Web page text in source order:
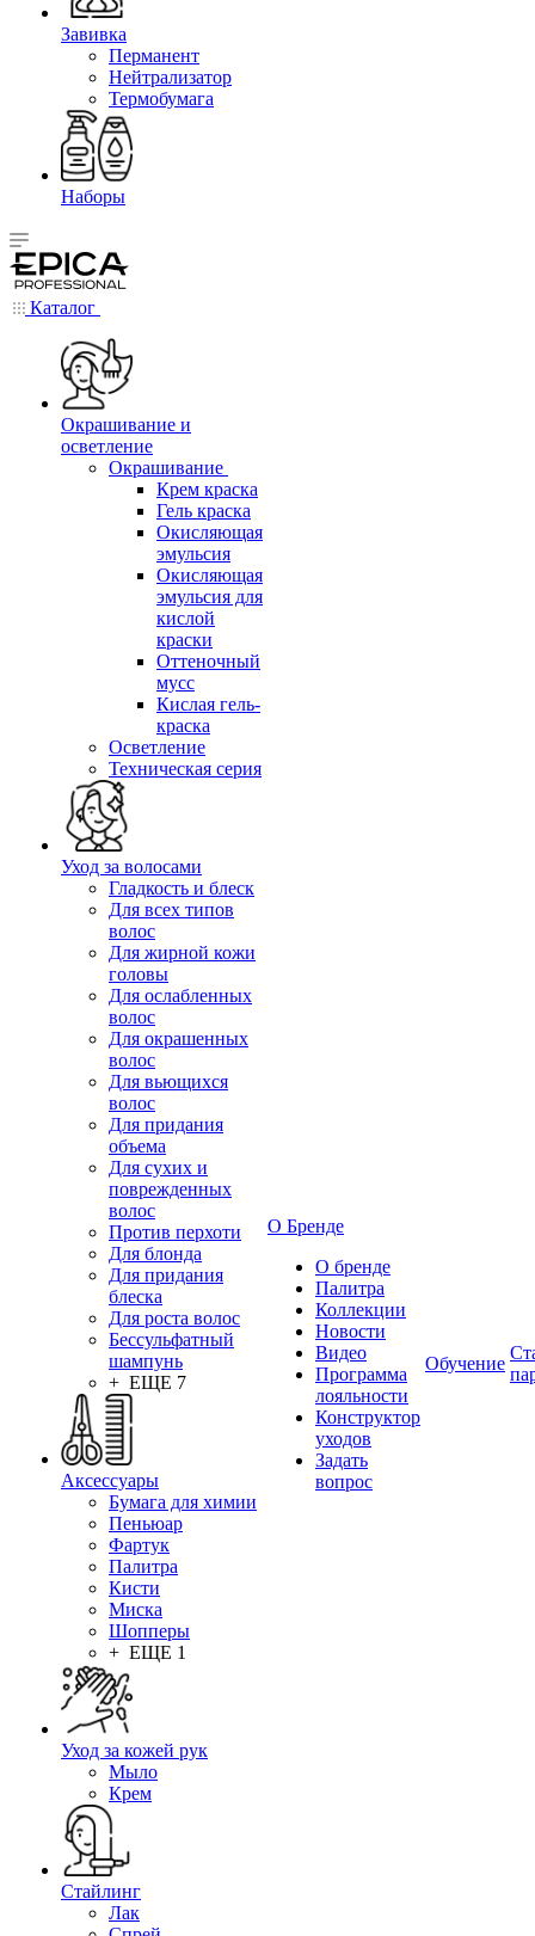
Завивка
Перманент
Нейтрализатор
Термобумага
Наборы
Каталог
Окрашивание и
осветление
Окрашивание
Крем краска
Гель краска
Окисляющая
эмульсия
Окисляющая
эмульсия для
кислой
краски
Оттеночный
мусс
Кислая гель-
краска
Осветление
Техническая серия
Уход за волосами
Гладкость и блеск
Для всех типов
волос
Для жирной кожи
головы
Для ослабленных
волос
Для окрашенных
волос
Для вьющихся
волос
Для придания
объема
Для сухих и
поврежденных
волос
Против перхоти
Для блонда
Для придания
блеска
Для роста волос
Бессульфатный
шампунь
+ ЕЩЕ 7
Аксессуары
Бумага для химии
Пеньюар
Фартук
Палитра
Кисти
Миска
Шопперы
+ ЕЩЕ 1
Уход за кожей рук
Мыло
Крем
Стайлинг
Лак
О Бренде
О бренде
Палитра
Коллекции
Новости
Видео
Программа
лояльности
Конструктор
уходов
Задать
вопрос
Обучение